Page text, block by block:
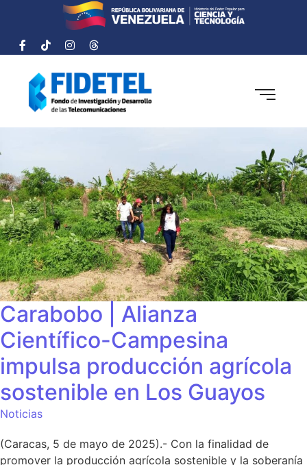
Carabobo | Alianza
Científico-Campesina
impulsa producción agrícola
sostenible en Los Guayos
Noticias
(Caracas, 5 de mayo de 2025).- Con la finalidad de
promover la producción agrícola sostenible y la soberanía